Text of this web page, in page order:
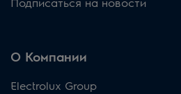
О Компании
Electrolux Group